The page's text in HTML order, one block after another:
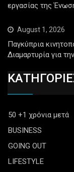
εργασίας της
August 1, 2026
Παγκύπρια
Διαμαρτυρία για
50 +1 χρόνια μετά
BUSINESS
GOING OUT
LIFESTYLE